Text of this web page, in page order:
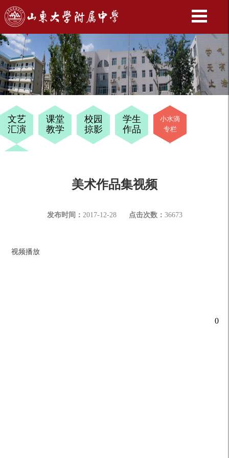
文艺
汇演
课堂
教学
校园
掠影
学生
作品
小水滴
专栏
美术作品集视频
发布时间： 2017-12-28 点击次数： 36673
视频播放
0